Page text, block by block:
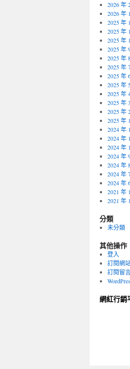
2026 年
2026 年
2025 年
2025 年
2025 年
2025 年
2025 年
2025 年
2025 年
2025 年
2025 年
2025 年
2025 年
2025 年
2024 年
2024 年
2024 年
2024 年
2024 年
2024 年
2024 年
2021 年
2021 年
分類
未分類
其他操作
登入
訂閱網
訂閱留
網紅行銷